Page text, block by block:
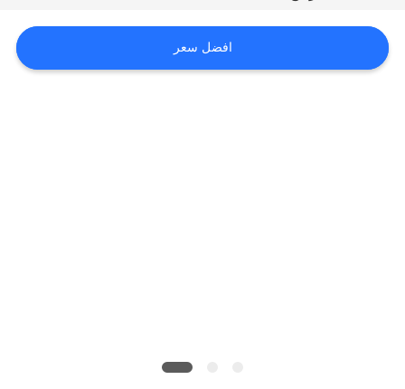
أخبار
افضل سعر